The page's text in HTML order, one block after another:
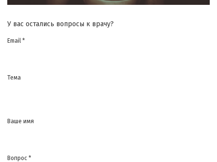
У вас остались вопросы к врачу?
Email *
Тема
Ваше имя
Вопрос *